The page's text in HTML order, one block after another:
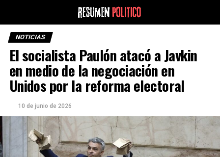
NOTICIAS
El socialista Paulón atacó a Javkin
en medio de la negociación en
Unidos por la reforma electoral
10 de junio de 2026